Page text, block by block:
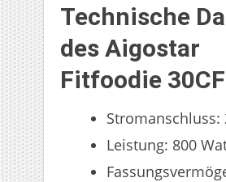
Technische
des Aigostar
Fitfoodie
Stromanschluss:
Leistung: 800